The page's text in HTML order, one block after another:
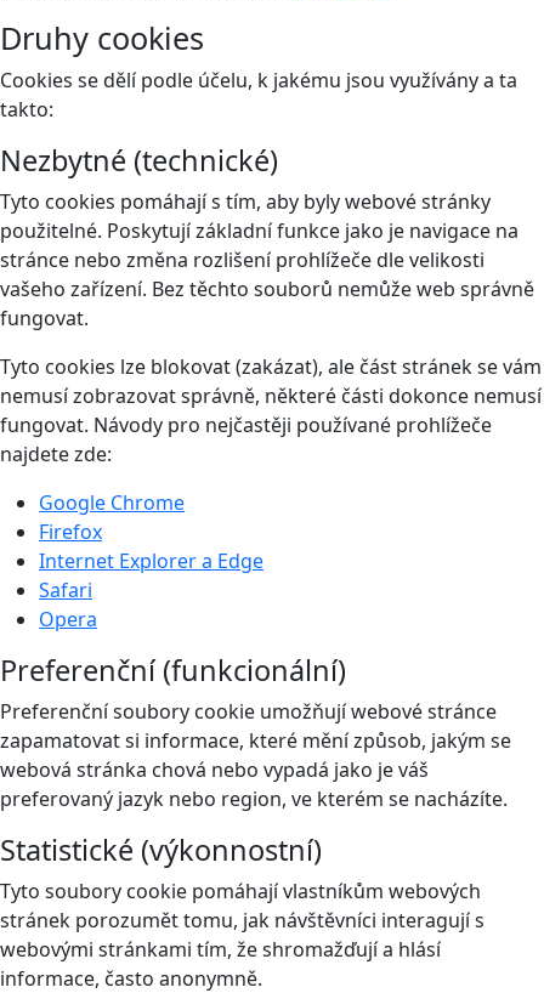
Druhy cookies
Cookies se dělí podle účelu, k jakému jsou využívány a ta
takto:
Nezbytné (technické)
Tyto cookies pomáhají s tím, aby byly webové stránky
použitelné. Poskytují základní funkce jako je navigace na
stránce nebo změna rozlišení prohlížeče dle velikosti
vašeho zařízení. Bez těchto souborů nemůže web správně
fungovat.
Tyto cookies lze blokovat (zakázat), ale část stránek se vám
nemusí zobrazovat správně, některé části dokonce nemusí
fungovat. Návody pro nejčastěji používané prohlížeče
najdete zde:
Google Chrome
Firefox
Internet Explorer a Edge
Safari
Opera
Preferenční (funkcionální)
Preferenční soubory cookie umožňují webové stránce
zapamatovat si informace, které mění způsob, jakým se
webová stránka chová nebo vypadá jako je váš
preferovaný jazyk nebo region, ve kterém se nacházíte.
Statistické (výkonnostní)
Tyto soubory cookie pomáhají vlastníkům webových
stránek porozumět tomu, jak návštěvníci interagují s
webovými stránkami tím, že shromažďují a hlásí
informace, často anonymně.